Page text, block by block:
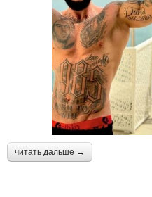
читать дальше →